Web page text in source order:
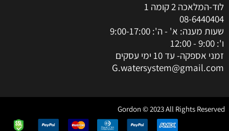
לוד-המלאכה 2 קומה 1
08-6440404
שעות מענה: א' - ה': 9:00-17:00
ו': 9:00 - 12:00
זמני אספקה- עד 10 ימי עסקים
G.watersystem@gmail.com
Gordon © 2023 All Rights Reserved